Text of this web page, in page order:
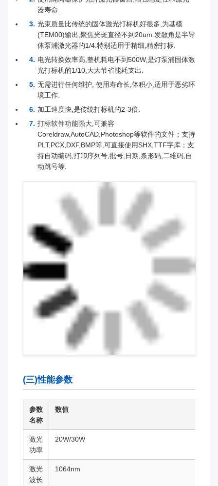
器寿命.
光束质量比传统的固体激光打标机好很多,为基模
(TEM00)输出,聚焦光斑直径不到20um.发散角是半导
体泵浦激光器的1/4.特别适用于精细,精密打标.
电光转换效率高,整机耗电不到500W,是灯泵浦固体激
光打标机的1/10,大大节省能耗支出.
无需进行任何维护, 使用寿命长,体积小,适用于恶劣环
境工作.
加工速度快,是传统打标机的2-3倍.
打标软件功能强大,可兼容
Coreldraw,AutoCAD,Photoshop等软件的文件；支持
PLT,PCX,DXF,BMP等,可直接使用SHX,TTF字库；支
持自动编码,打印序列号,批号,日期,条形码,二维码,自
动跳号等.
(三)性能参数
参数
名称
数值
激光
功率
20W/30W
激光
波长
1064nm